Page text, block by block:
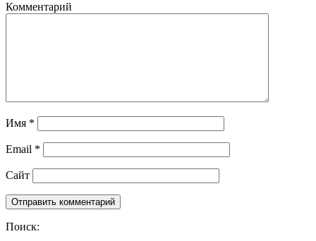
Комментарий
Имя *
Email *
Сайт
Поиск: